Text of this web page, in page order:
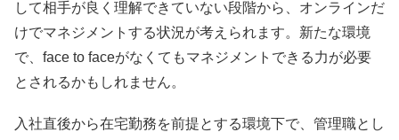
して相手が良く理解できていない段階から、オンラインだ
けでマネジメントする状況が考えられます。新たな環境
で、face to faceがなくてもマネジメントできる力が必要
とされるかもしれません。
入社直後から在宅勤務を前提とする環境下で、管理職とし